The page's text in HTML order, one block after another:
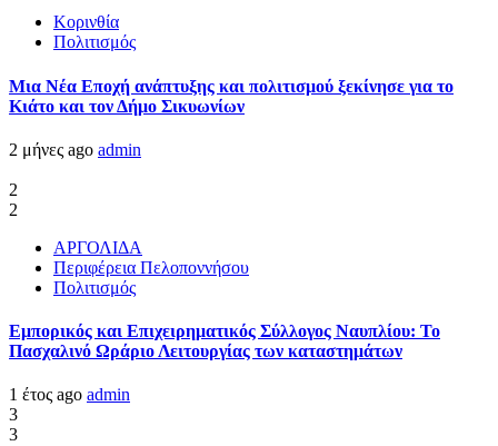
Κορινθία
Πολιτισμός
Μια Νέα Εποχή ανάπτυξης και πολιτισμού ξεκίνησε για το
Κιάτο και τον Δήμο Σικυωνίων
2 μήνες ago admin
2
2
ΑΡΓΟΛΙΔΑ
Περιφέρεια Πελοποννήσου
Πολιτισμός
Εμπορικός και Επιχειρηματικός Σύλλογος Ναυπλίου: Το
Πασχαλινό Ωράριο Λειτουργίας των καταστημάτων
1 έτος ago admin
3
3